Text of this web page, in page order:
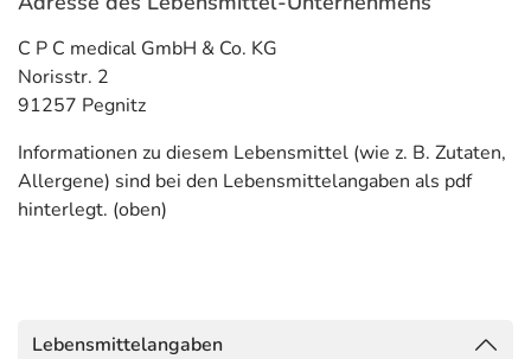
C P C medical GmbH & Co. KG
Norisstr. 2
91257 Pegnitz
Informationen zu diesem Lebensmittel (wie z. B. Zutaten,
Allergene) sind bei den Lebensmittelangaben als pdf
hinterlegt. (oben)
Lebensmittelangaben